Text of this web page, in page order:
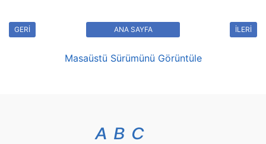
GERİ İLERİ
ANA SAYFA
Masaüstü Sürümünü Görüntüle
A B C